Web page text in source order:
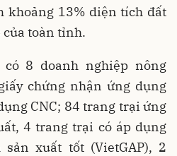
khoảng 13% diện tích đất
toàn tỉnh.
8 doanh nghiệp nông
chứng nhận ứng dụng
CNC; 84 trang trại ứng
4 trang trại có áp dụng
xuất tốt (VietGAP), 2